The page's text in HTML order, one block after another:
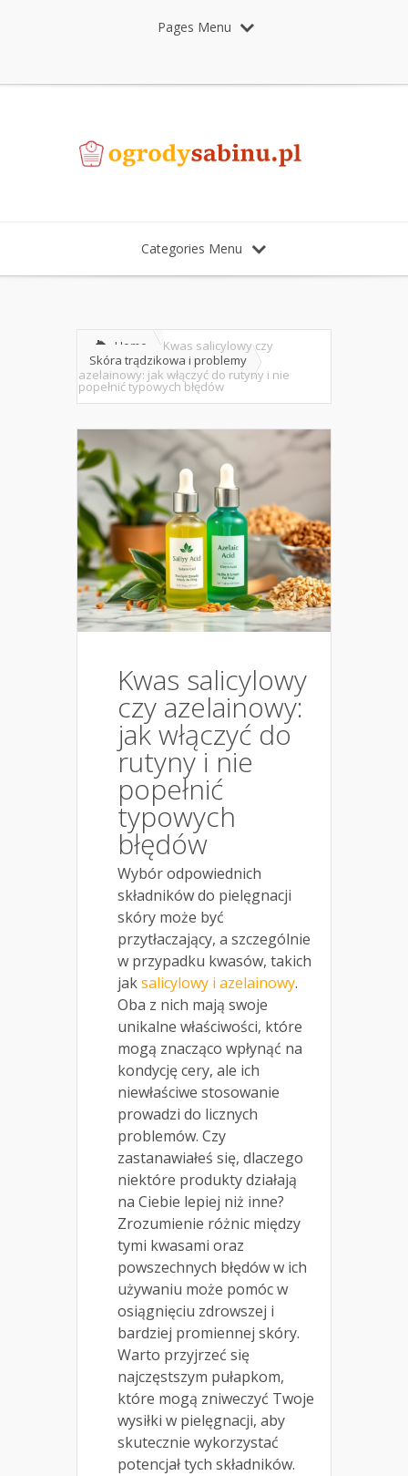
Pages Menu
Categories Menu
Home
Skóra trądzikowa i problemy
Kwas salicylowy czy
azelainowy: jak włączyć do rutyny i nie
popełnić typowych błędów
Kwas salicylowy
czy azelainowy:
jak włączyć do
rutyny i nie
popełnić
typowych
błędów
Wybór odpowiednich
składników do pielęgnacji
skóry może być
przytłaczający, a szczególnie
w przypadku kwasów, takich
jaksalicylowy i azelainowy.
Oba z nich mają swoje
unikalne właściwości, które
mogą znacząco wpłynąć na
kondycję cery, ale ich
niewłaściwe stosowanie
prowadzi do licznych
problemów. Czy
zastanawiałeś się, dlaczego
niektóre produkty działają
na Ciebie lepiej niż inne?
Zrozumienie różnic między
tymi kwasami oraz
powszechnych błędów w ich
używaniu może pomóc w
osiągnięciu zdrowszej i
bardziej promiennej skóry.
Warto przyjrzeć się
najczęstszym pułapkom,
które mogą zniweczyć Twoje
wysiłki w pielęgnacji, aby
skutecznie wykorzystać
potencjał tych składników.